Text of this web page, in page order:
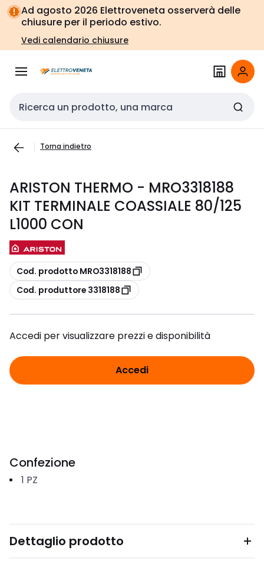
Vai alla
navigazione
Vai
alla
pagina
Ad agosto 2026 Elettroveneta osserverà delle
chiusure per il periodo estivo.
Vedi calendario chiusure
Cerca input
Torna indietro
ARISTON THERMO - MRO3318188
KIT TERMINALE COASSIALE 80/125
L1000 CON
copia
Cod. prodotto MRO3318188
copia
Cod. produttore 3318188
Accedi per visualizzare prezzi e disponibilità
Accedi
Confezione
1 PZ
Dettaglio prodotto